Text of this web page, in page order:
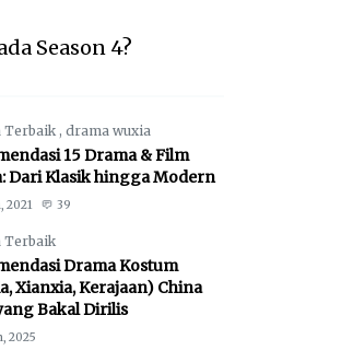
Season 4?
Terbaik , drama wuxia
15 Drama & Film
Dari Klasik hingga Modern
2021 39
Terbaik
Drama Kostum
Xianxia, Kerajaan) China
Bakal Dirilis
2025